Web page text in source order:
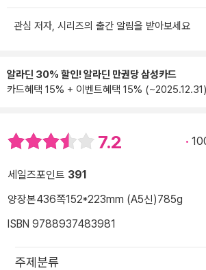
관심 저자, 시리즈의 출간 알림을 받아보세요
알라딘 30% 할인! 알라딘 만권당 삼성카드
카드혜택 15% + 이벤트혜택 15% (~2025.12.31)
7.2
세일즈포인트 391
양장본436쪽152*223mm (A5신)785g
ISBN 9788937483981
주제분류